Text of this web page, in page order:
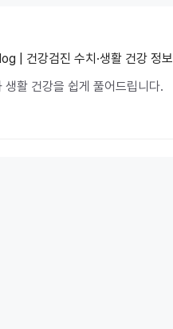
| 건강검진 수치·생활 건강 정보
생활 건강을 쉽게 풀어드립니다.